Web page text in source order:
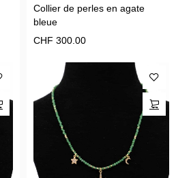
Collier de perles en agate
bleue
CHF 300.00